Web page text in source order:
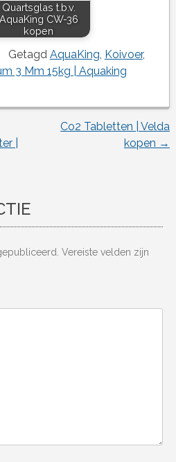
Quartsglas t.b.v.
AquaKing CW-36
kopen
Getagd AquaKing, Koivoer,
3 Mm 15kg | Aquaking
|
Co2 Tabletten | Velda
kopen →
Vereiste velden zijn